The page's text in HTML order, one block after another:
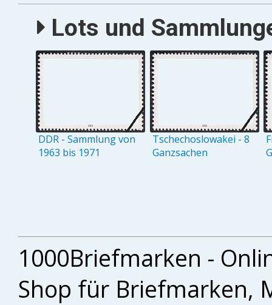
Lots und
DDR - Sammlung von
1963 bis 1971
Tschechoslowakei - 8
Ganzsachen
1000Briefmarken -
Shop für Briefmarken,